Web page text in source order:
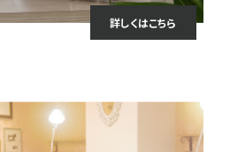
詳しくはこちら